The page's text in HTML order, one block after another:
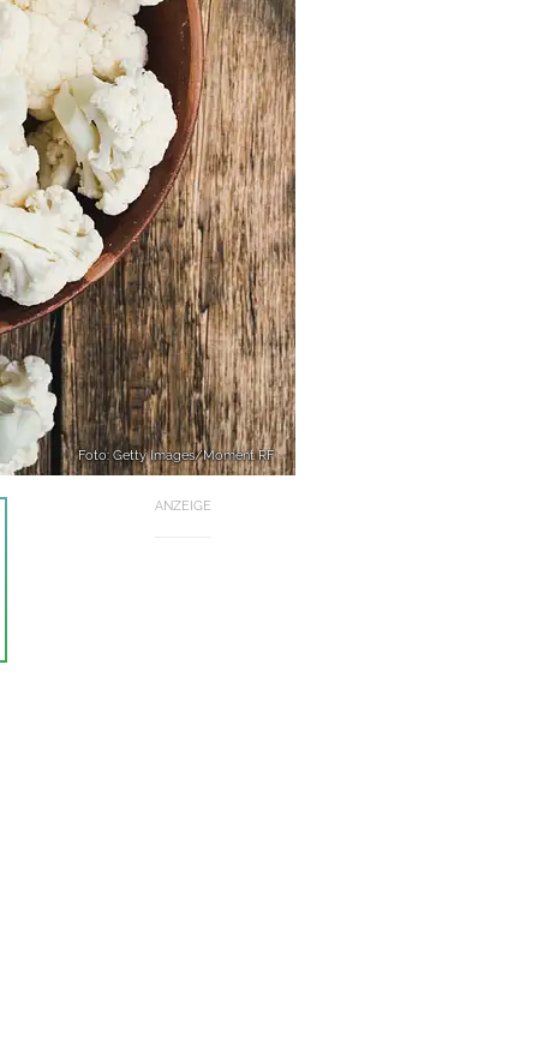
Foto: Getty Images/Moment RF
ANZEIGE